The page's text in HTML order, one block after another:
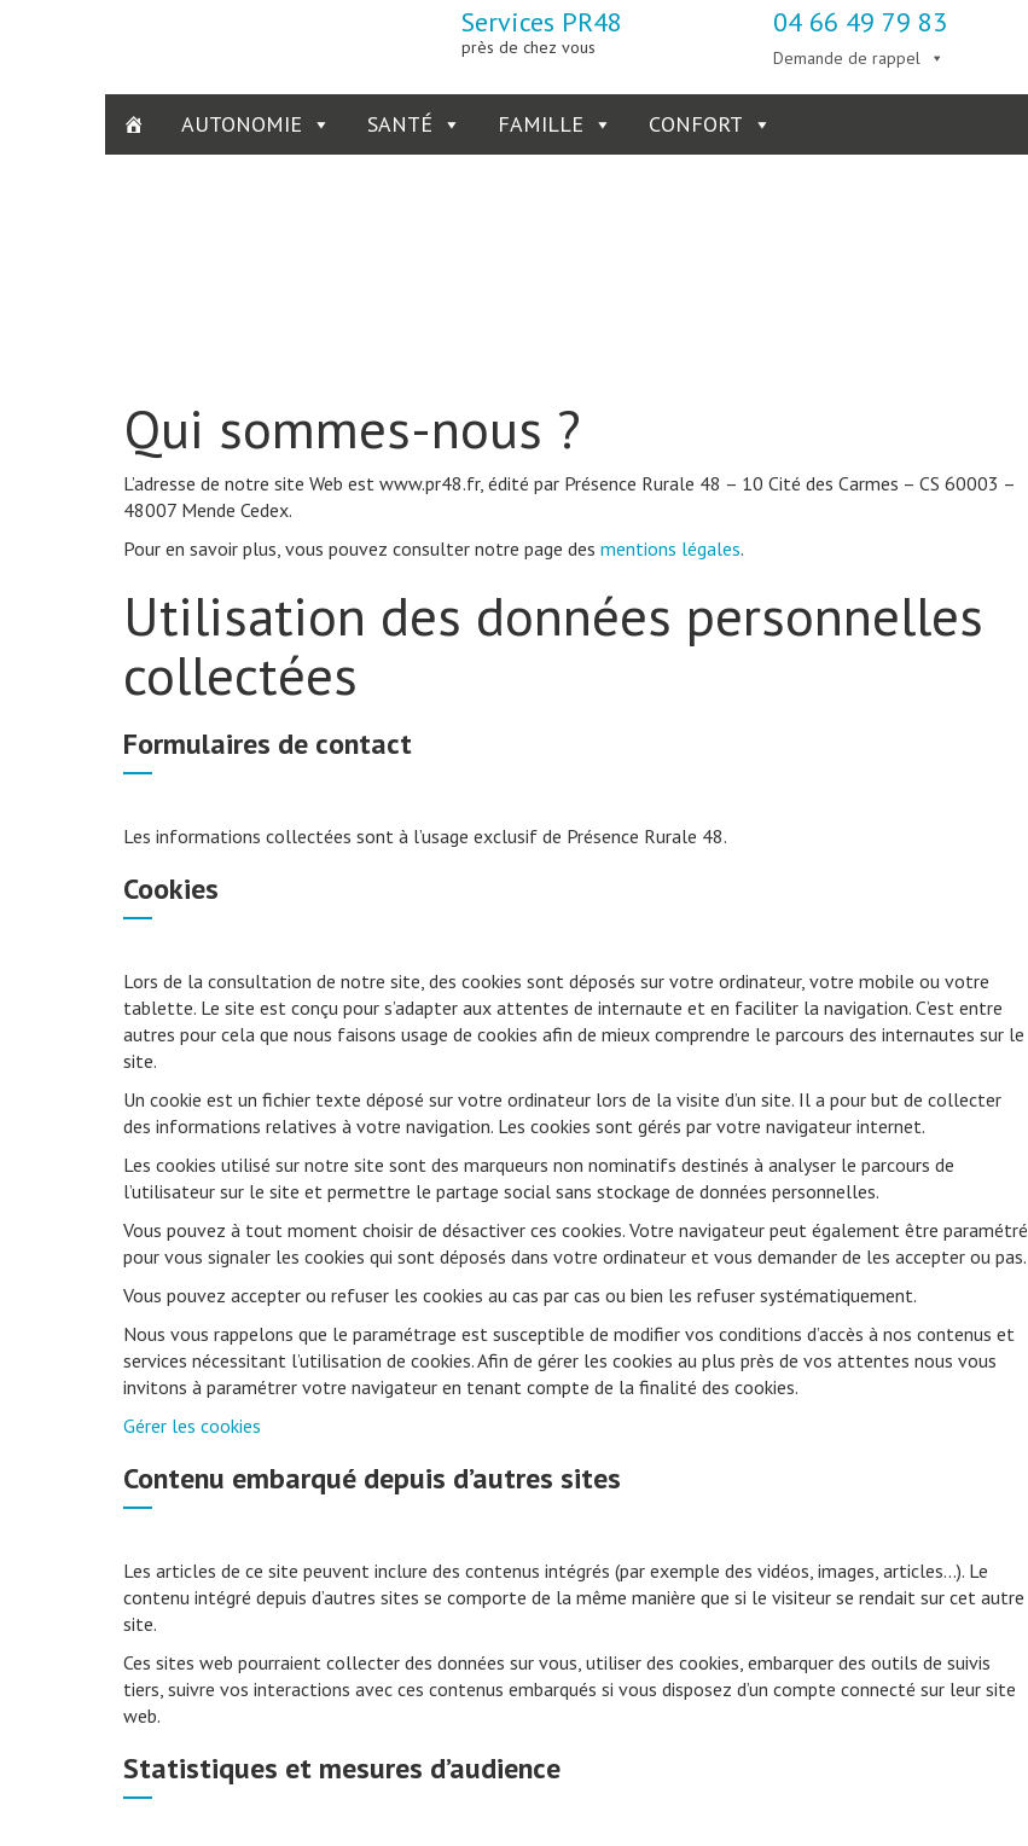
Services PR48
près de chez vous
04 66 49 79 83
Demande de rappel
AUTONOMIE SANTÉ FAMILLE CONFORT
Qui sommes-nous ?
L’adresse de notre site Web est www.pr48.fr, édité par Présence Rurale 48 – 10 Cité des Carmes – CS 60003 –
48007 Mende Cedex.
Pour en savoir plus, vous pouvez consulter notre page des mentions légales.
Utilisation des données personnelles
collectées
Formulaires de contact
Les informations collectées sont à l’usage exclusif de Présence Rurale 48.
Cookies
Lors de la consultation de notre site, des cookies sont déposés sur votre ordinateur, votre mobile ou votre
tablette. Le site est conçu pour s’adapter aux attentes de internaute et en faciliter la navigation. C’est entre
autres pour cela que nous faisons usage de cookies afin de mieux comprendre le parcours des internautes sur le
site.
Un cookie est un fichier texte déposé sur votre ordinateur lors de la visite d’un site. Il a pour but de collecter
des informations relatives à votre navigation. Les cookies sont gérés par votre navigateur internet.
Les cookies utilisé sur notre site sont des marqueurs non nominatifs destinés à analyser le parcours de
l’utilisateur sur le site et permettre le partage social sans stockage de données personnelles.
Vous pouvez à tout moment choisir de désactiver ces cookies. Votre navigateur peut également être paramétré
pour vous signaler les cookies qui sont déposés dans votre ordinateur et vous demander de les accepter ou pas.
Vous pouvez accepter ou refuser les cookies au cas par cas ou bien les refuser systématiquement.
Nous vous rappelons que le paramétrage est susceptible de modifier vos conditions d’accès à nos contenus et
services nécessitant l’utilisation de cookies. Afin de gérer les cookies au plus près de vos attentes nous vous
invitons à paramétrer votre navigateur en tenant compte de la finalité des cookies.
Gérer les cookies
Contenu embarqué depuis d’autres sites
Les articles de ce site peuvent inclure des contenus intégrés (par exemple des vidéos, images, articles…). Le
contenu intégré depuis d’autres sites se comporte de la même manière que si le visiteur se rendait sur cet autre
site.
Ces sites web pourraient collecter des données sur vous, utiliser des cookies, embarquer des outils de suivis
tiers, suivre vos interactions avec ces contenus embarqués si vous disposez d’un compte connecté sur leur site
web.
Statistiques et mesures d’audience